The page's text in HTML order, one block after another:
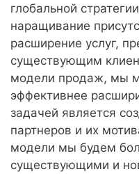
глобальной
наращивание
расширение услуг,
существующим
модели продаж, мы
эффективнее
задачей является
партнеров и их
модели мы будем
существующими и